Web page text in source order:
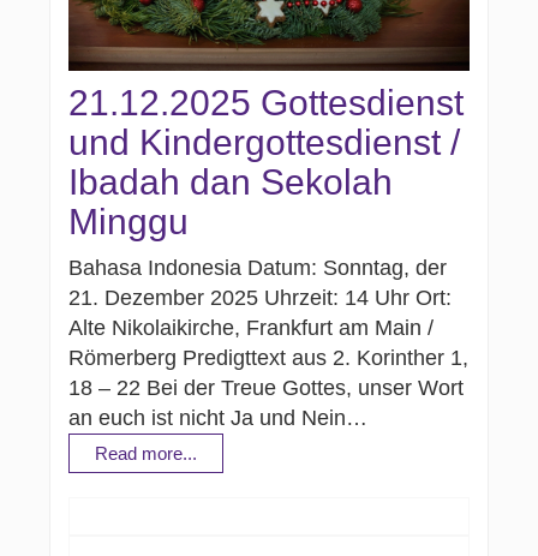
21.12.2025 Gottesdienst
und Kindergottesdienst /
Ibadah dan Sekolah
Minggu
Bahasa Indonesia Datum: Sonntag, der
21. Dezember 2025 Uhrzeit: 14 Uhr Ort:
Alte Nikolaikirche, Frankfurt am Main /
Römerberg Predigttext aus 2. Korinther 1,
18 – 22 Bei der Treue Gottes, unser Wort
an euch ist nicht Ja und Nein…
Read more...